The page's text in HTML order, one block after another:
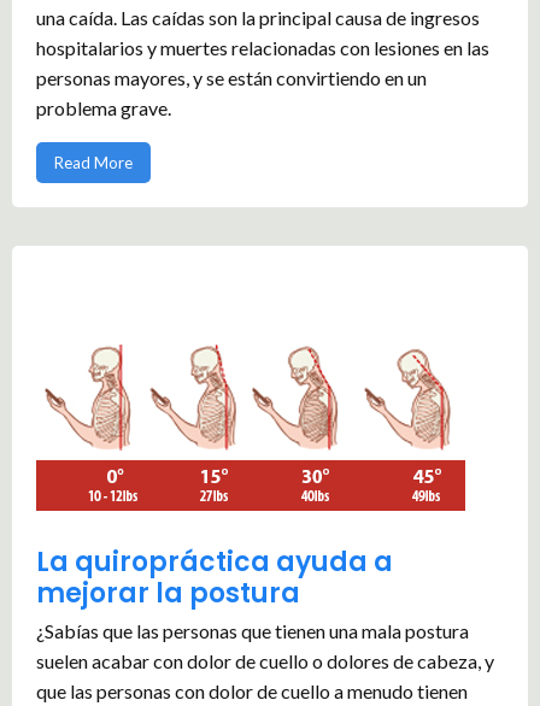
una caída. Las caídas son la principal causa de ingresos
hospitalarios y muertes relacionadas con lesiones en las
personas mayores, y se están convirtiendo en un
problema grave.
Read More
La quiropráctica ayuda a
mejorar la postura
¿Sabías que las personas que tienen una mala postura
suelen acabar con dolor de cuello o dolores de cabeza, y
que las personas con dolor de cuello a menudo tienen